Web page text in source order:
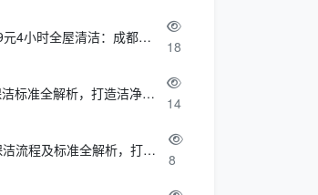
日常保洁99元4小时全屋清洁：成都天均安洁保洁超值服务全解析
18
专业日常保洁标准全解析，打造洁净舒适生活空间
14
专业日常保洁流程及标准全解析，打造洁净舒适环境
8